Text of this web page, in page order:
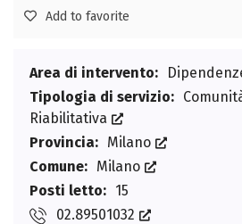
Add to favorite
Area di intervento:
Tipologia di servizio:
Riabilitativa
Provincia: Milano
Comune: Milano
Posti letto: 15
02.89501032